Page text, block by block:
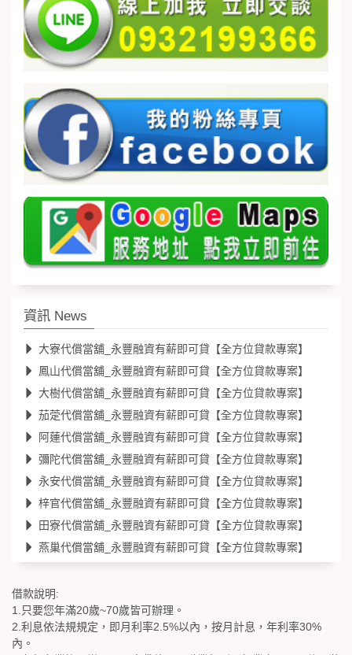
資訊 News
大寮代償當舖_永豐融資有薪即可貸【全方位貸款專案】
鳳山代償當舖_永豐融資有薪即可貸【全方位貸款專案】
大樹代償當舖_永豐融資有薪即可貸【全方位貸款專案】
茄萣代償當舖_永豐融資有薪即可貸【全方位貸款專案】
阿蓮代償當舖_永豐融資有薪即可貸【全方位貸款專案】
彌陀代償當舖_永豐融資有薪即可貸【全方位貸款專案】
永安代償當舖_永豐融資有薪即可貸【全方位貸款專案】
梓官代償當舖_永豐融資有薪即可貸【全方位貸款專案】
田寮代償當舖_永豐融資有薪即可貸【全方位貸款專案】
燕巢代償當舖_永豐融資有薪即可貸【全方位貸款專案】
借款說明:
1.只要您年滿20歲~70歲皆可辦理。
2.利息依法規規定，即月利率2.5%以內，按月計息，年利率30%
內。